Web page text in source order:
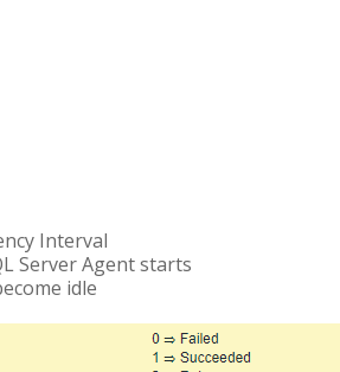
Interval
Server Agent starts
idle